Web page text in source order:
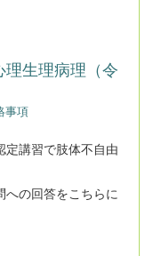
理生理病理（令
事項
定講習で肢体不自由
の回答をこちらに